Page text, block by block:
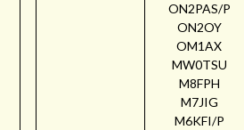
ON2PAS/P
ON2OY
OM1AX
MW0TSU
M8FPH
M7JIG
M6KFI/P